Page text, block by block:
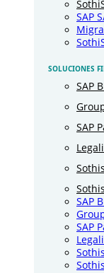
SAP
SOLUCIONES
SAP
SAP
SAP
SAP